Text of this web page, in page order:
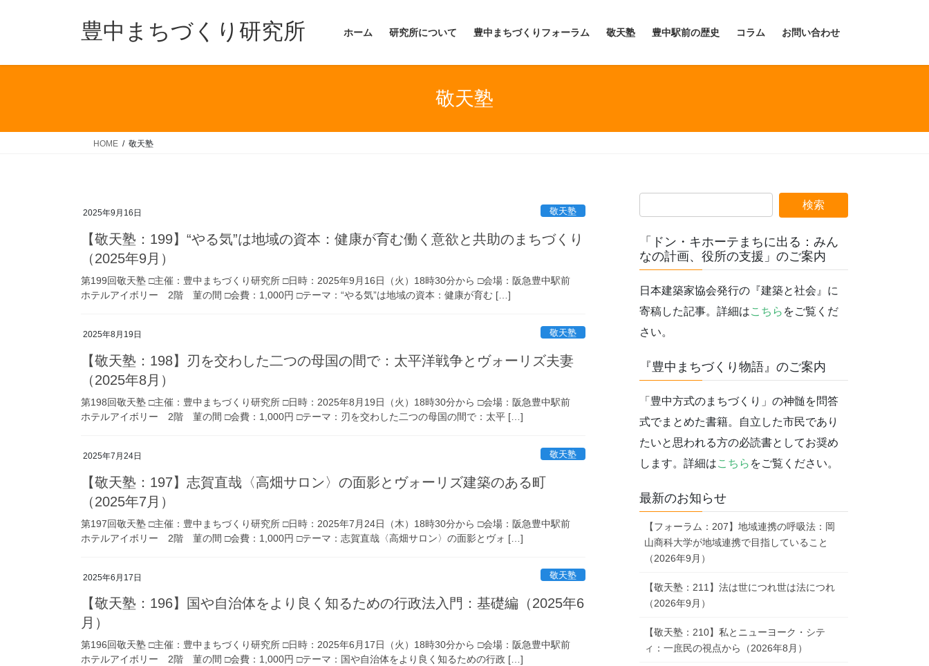
豊中まちづくり研究所 ホーム 研究所について 豊中まちづくりフォーラム 敬天塾 豊中駅前の歴史 コラム お問い合わせ
敬天塾
HOME 敬天塾
2025年9月16日 敬天塾
【敬天塾：199】“やる気”は地域の資本：健康が育む働く意欲と共助のまちづくり
（2025年9月）
第199回敬天塾 □主催：豊中まちづくり研究所 □日時：2025年9月16日（火）18時30分から □会場：阪急豊中駅前
ホテルアイボリー 2階 菫の間 □会費：1,000円 □テーマ：“やる気”は地域の資本：健康が育む […]
2025年8月19日 敬天塾
【敬天塾：198】刃を交わした二つの母国の間で：太平洋戦争とヴォーリズ夫妻
（2025年8月）
第198回敬天塾 □主催：豊中まちづくり研究所 □日時：2025年8月19日（火）18時30分から □会場：阪急豊中駅前
ホテルアイボリー 2階 菫の間 □会費：1,000円 □テーマ：刃を交わした二つの母国の間で：太平 […]
2025年7月24日 敬天塾
【敬天塾：197】志賀直哉〈高畑サロン〉の面影とヴォーリズ建築のある町
（2025年7月）
第197回敬天塾 □主催：豊中まちづくり研究所 □日時：2025年7月24日（木）18時30分から □会場：阪急豊中駅前
ホテルアイボリー 2階 菫の間 □会費：1,000円 □テーマ：志賀直哉〈高畑サロン〉の面影とヴォ […]
2025年6月17日 敬天塾
【敬天塾：196】国や自治体をより良く知るための行政法入門：基礎編（2025年6
月）
第196回敬天塾 □主催：豊中まちづくり研究所 □日時：2025年6月17日（火）18時30分から □会場：阪急豊中駅前
ホテルアイボリー 2階 菫の間 □会費：1,000円 □テーマ：国や自治体をより良く知るための行政 […]
「ドン・キホーテまちに出る：みん
なの計画、役所の支援」のご案内
日本建築家協会発行の『建築と社会』に
寄稿した記事。詳細はこちら をご覧くだ
さい。
『豊中まちづくり物語』のご案内
「豊中方式のまちづくり」の神髄を問答
式でまとめた書籍。自立した市民であり
たいと思われる方の必読書としてお奨め
します。詳細はこちら をご覧ください。
最新のお知らせ
【フォーラム：207】地域連携の呼吸法：岡
山商科大学が地域連携で目指していること
（2026年9月）
【敬天塾：211】法は世につれ世は法につれ
（2026年9月）
【敬天塾：210】私とニューヨーク・シテ
ィ：一庶民の視点から（2026年8月）